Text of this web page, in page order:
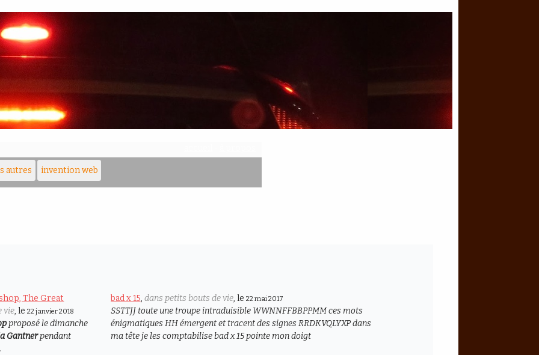
autres invention web
The Great
vie, le22 janvier 2018
proposé le dimanche
Gantnerpendant
.
bad x 15, dans petits bouts de vie, le 22 mai 2017
SSTTJJ toute une troupe intraduisible WWNNFFBBPPMM ces mots
énigmatiques HH émergent et tracent des signes RRDKVQLYXP dans
ma tête je les comptabilise bad x 15 pointe mon doigt